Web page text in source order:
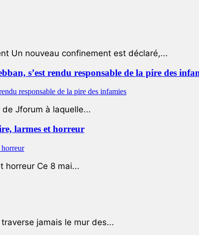
Un nouveau confinement est déclaré,...
s’est rendu responsable de la pire des
Jforum à laquelle...
larmes et horreur
horreur Ce 8 mai...
jamais le mur des...